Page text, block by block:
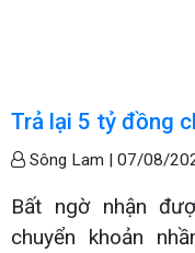
Trả lại 5 tỷ đồng
Sông Lam | 07/08/
Bất ngờ nhận
chuyển khoản